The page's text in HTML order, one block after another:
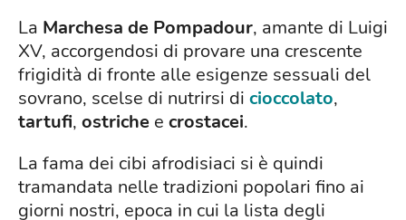
La Marchesa de Pompadour, amante di Luigi
XV, accorgendosi di provare una crescente
frigidità di fronte alle esigenze sessuali del
sovrano, scelse di nutrirsi di cioccolato,
tartufi, ostriche e crostacei.
La fama dei cibi afrodisiaci si è quindi
tramandata nelle tradizioni popolari fino ai
giorni nostri, epoca in cui la lista degli